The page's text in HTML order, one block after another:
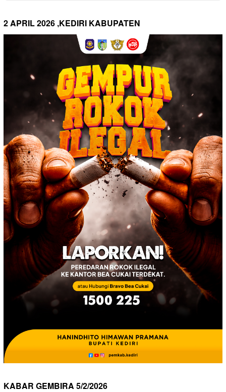
2 APRIL 2026 ,KEDIRI KABUPATEN
KABAR GEMBIRA 5/2/2026